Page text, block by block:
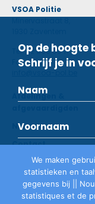
We maken
statistieken en
gegevens bij ||
statistiques et de
VSOA Politie
Tel: 02 660 59 11
Fax: 02 660 50 97
info@vsoa-pol.be
Afdelingen &
Nieuws
Contact
Lid worden
Op de hoogte
Schrijf je in